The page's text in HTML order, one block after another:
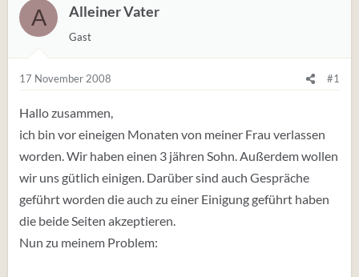
e
r
n
S
t
e
t
)
A Alleiner Vater
Gast
17 November 2008 #1
Hallo zusammen,
ich bin vor eineigen Monaten von meiner Frau verlassen
worden. Wir haben einen 3 jähren Sohn. Außerdem wollen
wir uns gütlich einigen. Darüber sind auch Gespräche
geführt worden die auch zu einer Einigung geführt haben
die beide Seiten akzeptieren.
Nun zu meinem Problem: